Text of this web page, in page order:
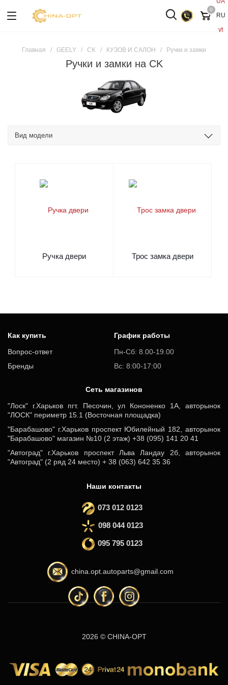
RU
yt
0
Главная / GEELY / CK / КУЗОВ И САЛОН / Ручки и замки
Ручки и замки на CK
Вид модели
Ручка двери Трос замка двери
Как купить
Вопрос-ответ
Бренды
График работы
Пн-Сб: 8.00-19.00
Вс: 8:00-17:00
Cеть магазинов
"Лоск" г.Харьков пгт. Песочин, ул Кононенко 1А, авторынок
"ЛОСК" периметр 15.1 (Восточная площадка)
"Барабашово" г.Харьков проспект Юбилейный 182, авторынок
"Барабашово" магазин №10 (2 этаж) +38 (095) 141 20 41
"Автоград" г.Харьков проспект Льва Ландау 2б, авторынок
"Автоград" (2 ряд 24 место) + 38 (063) 642 35 36
Наши контакты
073 012 0123
098 044 0123
095 795 0123
china.opt.autoparts@gmail.com
2026 © CHINA-OPT